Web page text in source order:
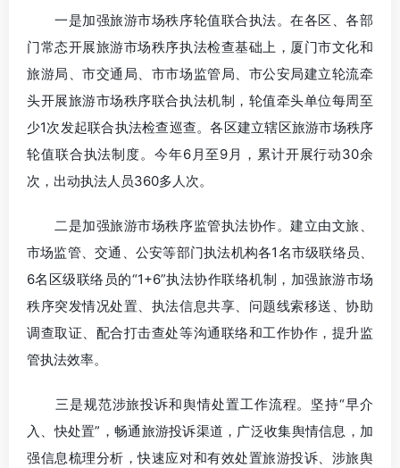
一是加强旅游市场秩序轮值联合执法。在各区、各部
门常态开展旅游市场秩序执法检查基础上，厦门市文化和
旅游局、市交通局、市市场监管局、市公安局建立轮流牵
头开展旅游市场秩序联合执法机制，轮值牵头单位每周至
少1次发起联合执法检查巡查。各区建立辖区旅游市场秩序
轮值联合执法制度。今年6月至9月，累计开展行动30余
次，出动执法人员360多人次。
二是加强旅游市场秩序监管执法协作。建立由文旅、
市场监管、交通、公安等部门执法机构各1名市级联络员、
6名区级联络员的“1+6”执法协作联络机制，加强旅游市场
秩序突发情况处置、执法信息共享、问题线索移送、协助
调查取证、配合打击查处等沟通联络和工作协作，提升监
管执法效率。
三是规范涉旅投诉和舆情处置工作流程。坚持“早介
入、快处置”，畅通旅游投诉渠道，广泛收集舆情信息，加
强信息梳理分析，快速应对和有效处置旅游投诉、涉旅舆